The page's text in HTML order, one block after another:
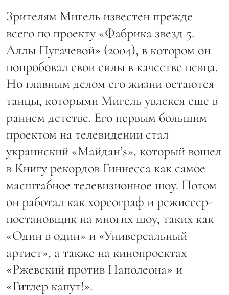
Зрителям Мигель известен прежде
всего по проекту «Фабрика звезд 5.
Аллы Пугачевой» (2004), в котором он
попробовал свои силы в качестве певца.
Но главным делом его жизни остаются
танцы, которыми Мигель увлекся еще в
раннем детстве. Его первым большим
проектом на телевидении стал
украинский «Майдан’s», который вошел
в Книгу рекордов Гиннесса как самое
масштабное телевизионное шоу. Потом
он работал как хореограф и режиссер-
постановщик на многих шоу, таких как
«Один в один» и «Универсальный
артист», а также на кинопроектах
«Ржевский против Наполеона» и
«Гитлер капут!».